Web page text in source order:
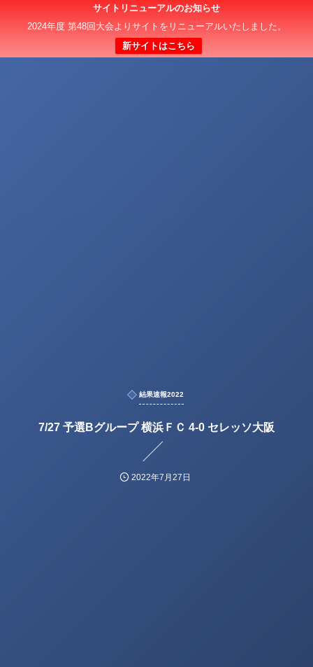
サイトリニューアルのお知らせ
2024年度 第48回大会よりサイトをリニューアルいたしました。
新サイトはこちら
結果速報2022
7/27 予選Bグループ 横浜ＦＣ 4-0 セレッソ大阪
2022年7月27日